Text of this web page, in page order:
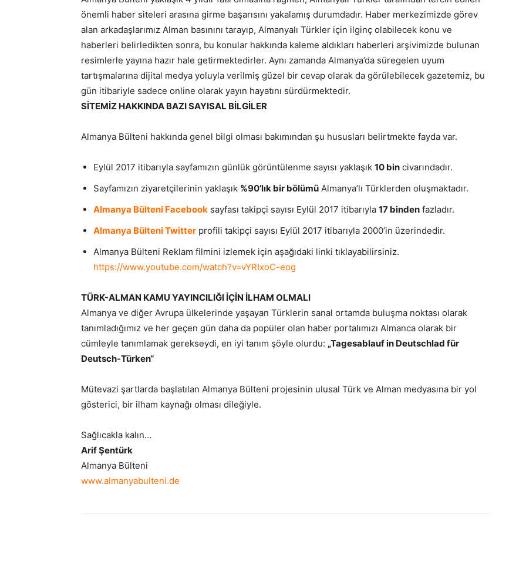
önemli haber siteleri arasına girme başarısını yakalamış durumdadır. Haber merkezimizde görev
alan arkadaşlarımız Alman basınını tarayıp, Almanyalı Türkler için ilginç olabilecek konu ve
haberleri belirledikten sonra, bu konular hakkında kaleme aldıkları haberleri arşivimizde bulunan
resimlerle yayına hazır hale getirmektedirler. Aynı zamanda Almanya’da süregelen uyum
tartışmalarına dijital medya yoluyla verilmiş güzel bir cevap olarak da görülebilecek gazetemiz, bu
gün itibariyle sadece online olarak yayın hayatını sürdürmektedir.
SİTEMİZ HAKKINDA BAZI SAYISAL BİLGİLER
Almanya Bülteni hakkında genel bilgi olması bakımından şu hususları belirtmekte fayda var.
Eylül 2017 itibarıyla sayfamızın günlük görüntülenme sayısı yaklaşık 10 bin civarındadır.
Sayfamızın ziyaretçilerinin yaklaşık %90’lık bir bölümü Almanya’lı Türklerden oluşmaktadır.
Almanya Bülteni Facebook sayfası takipçi sayısı Eylül 2017 itibarıyla 17 binden fazladır.
Almanya Bülteni Twitter profili takipçi sayısı Eylül 2017 itibarıyla 2000’in üzerindedir.
Almanya Bülteni Reklam filmini izlemek için aşağıdaki linki tıklayabilirsiniz.
https://www.youtube.com/watch?v=vYRIxoC-eog
TÜRK-ALMAN KAMU YAYINCILIĞI İÇİN İLHAM OLMALI
Almanya ve diğer Avrupa ülkelerinde yaşayan Türklerin sanal ortamda buluşma noktası olarak
tanımladığımız ve her geçen gün daha da popüler olan haber portalımızı Almanca olarak bir
cümleyle tanımlamak gerekseydi, en iyi tanım şöyle olurdu: „Tagesablauf in Deutschlad für
Deutsch-Türken“
Mütevazi şartlarda başlatılan Almanya Bülteni projesinin ulusal Türk ve Alman medyasına bir yol
gösterici, bir ilham kaynağı olması dileğiyle.
Sağlıcakla kalın…
Arif Şentürk
Almanya Bülteni
www.almanyabulteni.de